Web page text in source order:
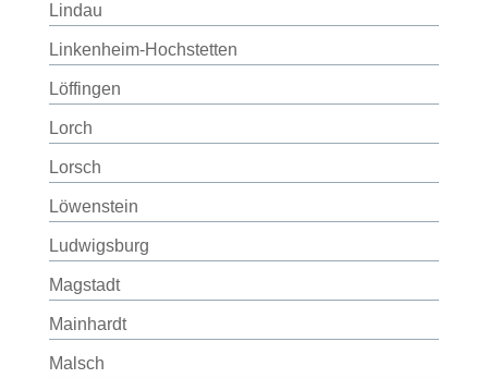
Lindau
Linkenheim-Hochstetten
Löffingen
Lorch
Lorsch
Löwenstein
Ludwigsburg
Magstadt
Mainhardt
Malsch